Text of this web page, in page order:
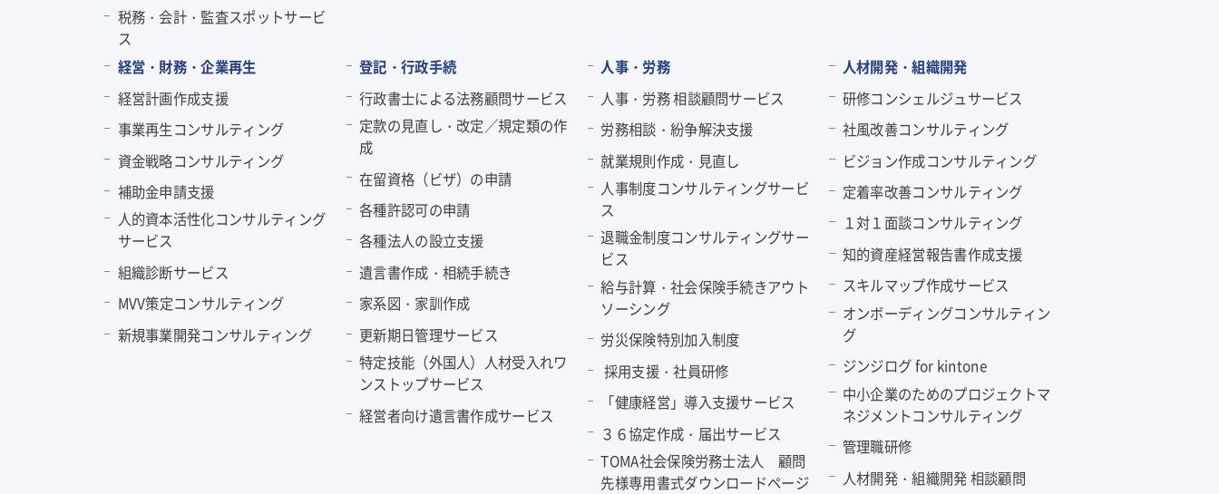
税務・会計・監査スポットサービ
ス
経営・財務・企業再生
経営計画作成支援
事業再生コンサルティング
資金戦略コンサルティング
補助金申請支援
人的資本活性化コンサルティング
サービス
組織診断サービス
MVV策定コンサルティング
新規事業開発コンサルティング
登記・行政手続
行政書士による法務顧問サービス
定款の見直し・改定／規定類の作
成
在留資格（ビザ）の申請
各種許認可の申請
各種法人の設立支援
遺言書作成・相続手続き
家系図・家訓作成
更新期日管理サービス
特定技能（外国人）人材受入れワ
ンストップサービス
経営者向け遺言書作成サービス
人事・労務
人事・労務 相談顧問サービス
労務相談・紛争解決支援
就業規則作成・見直し
人事制度コンサルティングサービ
ス
退職金制度コンサルティングサー
ビス
給与計算・社会保険手続きアウト
ソーシング
労災保険特別加入制度
採用支援・社員研修
「健康経営」導入支援サービス
３６協定作成・届出サービス
TOMA社会保険労務士法人 顧問
先様専用書式ダウンロードページ
人材開発・組織開発
研修コンシェルジュサービス
社風改善コンサルティング
ビジョン作成コンサルティング
定着率改善コンサルティング
１対１面談コンサルティング
知的資産経営報告書作成支援
スキルマップ作成サービス
オンボーディングコンサルティン
グ
ジンジログ for kintone
中小企業のためのプロジェクトマ
ネジメントコンサルティング
管理職研修
人材開発・組織開発 相談顧問